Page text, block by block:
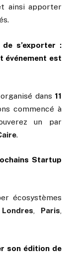
ainsi apporter
s’exporter :
événement est
dans 11
commencé à
un par
.
Startup
écosystèmes
Londres, Paris,
son édition de